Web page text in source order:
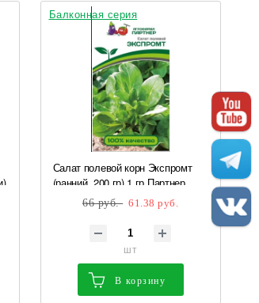
Балконная серия
Салат полевой корн Экспромт
(ранний, 200 гр) 1 гр Партнер
66 руб. 61.38 руб.
шт
В корзину